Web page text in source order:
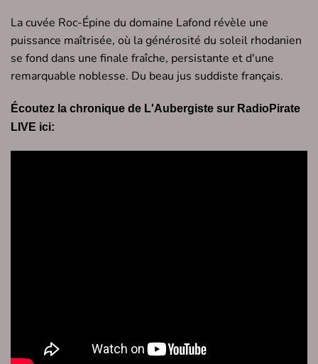
La cuvée Roc-Épine du domaine Lafond révèle une
puissance maîtrisée, où la générosité du soleil rhodanien
se fond dans une finale fraîche, persistante et d'une
remarquable noblesse. Du beau jus suddiste français.
Écoutez la chronique de L'Aubergiste sur RadioPirate
LIVE ici: